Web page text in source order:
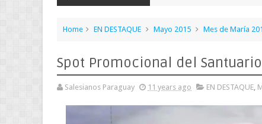
Home EN DESTAQUE Mayo 2015 Mes de María
Spot Promocional del
Salesianos Paraguay 11 years ago EN DESTAQUE,